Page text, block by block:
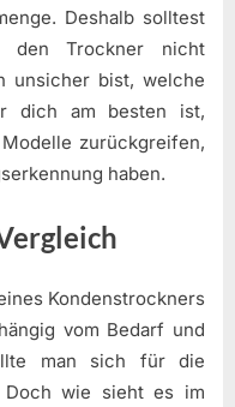
Deshalb solltest
den Trockner nicht
unsicher bist, welche
dich am besten ist,
zurückgreifen,
haben.
Kondenstrockners
vom Bedarf und
man sich für die
Doch wie sieht es im